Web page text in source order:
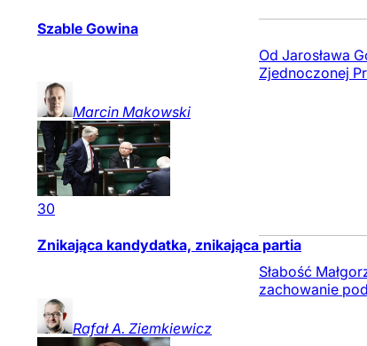
Szable Gowina
Od Jarosława
Zjednoczonej
Marcin Makowski
30
Znikająca kandydatka, znikająca partia
Słabość
zachowanie
Rafał A. Ziemkiewicz